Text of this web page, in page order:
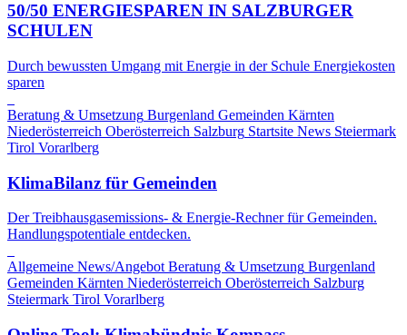
50/50 ENERGIESPAREN IN SALZBURGER
SCHULEN
Durch bewussten Umgang mit Energie in der Schule Energiekosten
sparen
Beratung & Umsetzung Burgenland Gemeinden Kärnten
Niederösterreich Oberösterreich Salzburg Startsite News Steiermark
Tirol Vorarlberg
KlimaBilanz für Gemeinden
Der Treibhausgasemissions- & Energie-Rechner für Gemeinden.
Handlungspotentiale entdecken.
Allgemeine News/Angebot Beratung & Umsetzung Burgenland
Gemeinden Kärnten Niederösterreich Oberösterreich Salzburg
Steiermark Tirol Vorarlberg